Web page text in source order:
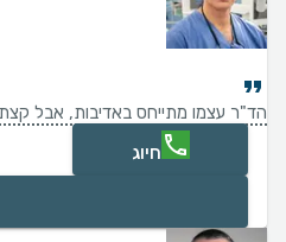
הד"ר עצמו מתייחס באדיבות, אבל
חיוג